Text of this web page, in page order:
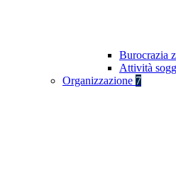
Burocrazia
Attività
Organizzazione 7